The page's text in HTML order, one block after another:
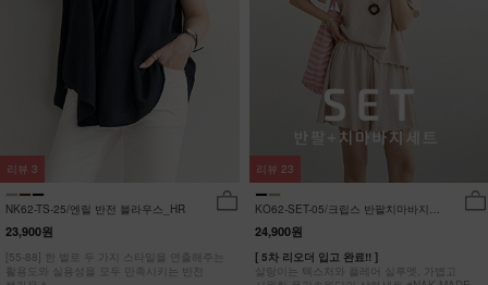
NK62-TS-25/엔릴 반전 블라우스_HR
23,900원
[55-88] 한 벌로 두 가지 스타일을 연출해주는
활용도와 실용성을 모두 만족시키는 반전
리뷰 3
KO62-SET-05/크립스 반팔치마바지세
트_HR
24,900원
[ 5차 리오더 입고 완료!! ]
살랑이는 텍스처와 플레어 실루엣, 가볍고
리뷰 23